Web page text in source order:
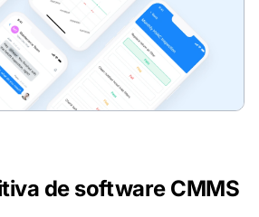
de software CMMS